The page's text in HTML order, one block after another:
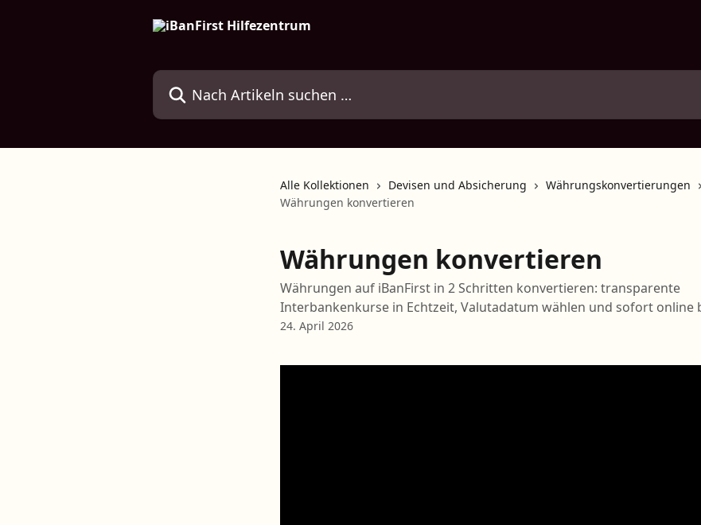
Nach Artikeln suchen …
Alle Kollektionen Devisen und Absicherung
Währungskonvertierungen
Währungen konvertieren
Währungen konvertieren
Währungen auf iBanFirst in 2 Schritten konvertieren: transparente
Interbankenkurse in Echtzeit, Valutadatum wählen und sofort online
24. April 2026